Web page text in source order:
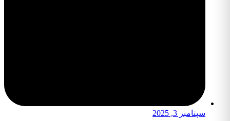
سپتامبر 3, 2025